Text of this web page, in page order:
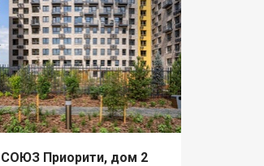
СОЮЗ Приорити, дом 2